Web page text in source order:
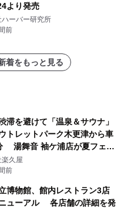
より発売
ーバー研究所
前
着をもっと見る
滞を避けて「温泉＆サウナ」
トレットパーク木更津から車
湯舞音 袖ケ浦店が夏フェア
を提供
久屋
前
博物館、館内レストラン3店
ューアル 各店舗の詳細を発